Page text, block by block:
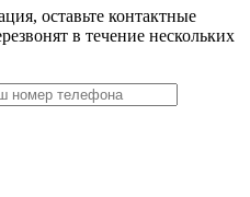
оставьте контактные
в течение нескольких